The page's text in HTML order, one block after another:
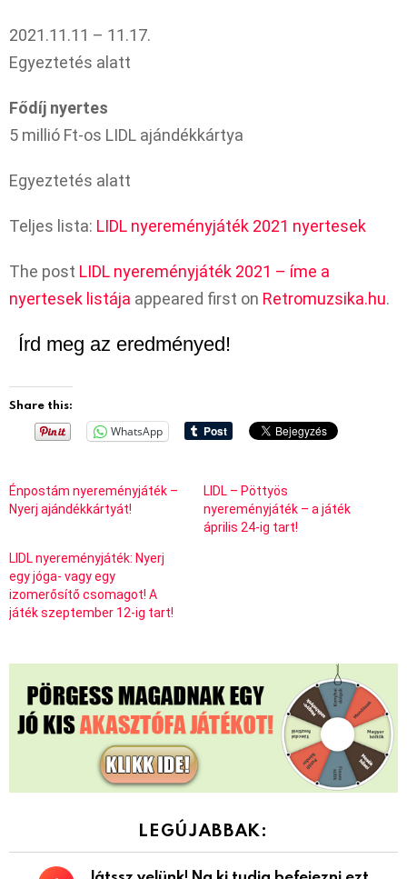
2021.11.11 – 11.17.
Egyeztetés alatt
Fődíj nyertes
5 millió Ft-os LIDL ajándékkártya
Egyeztetés alatt
Teljes lista: LIDL nyereményjáték 2021 nyertesek
The post LIDL nyereményjáték 2021 – íme a
nyertesek listája appeared first on Retromuzsika.hu.
Írd meg az eredményed!
Share this:
WhatsApp
Énpostám nyereményjáték –
Nyerj ajándékkártyát!
LIDL – Pöttyös
nyereményjáték – a játék
április 24-ig tart!
LIDL nyereményjáték: Nyerj
egy jóga- vagy egy
izomerősítő csomagot! A
játék szeptember 12-ig tart!
LEGÚJABBAK: